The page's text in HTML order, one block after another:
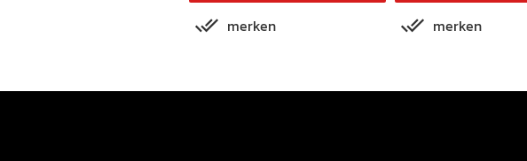
merken merken